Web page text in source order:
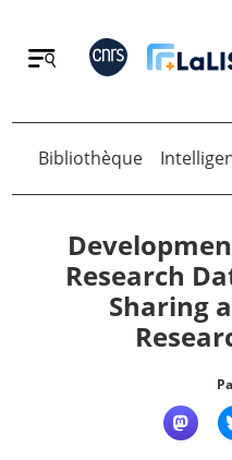
Retour
Qui sommes nous ?
Retour
Bibliothèque
Research
Sharing